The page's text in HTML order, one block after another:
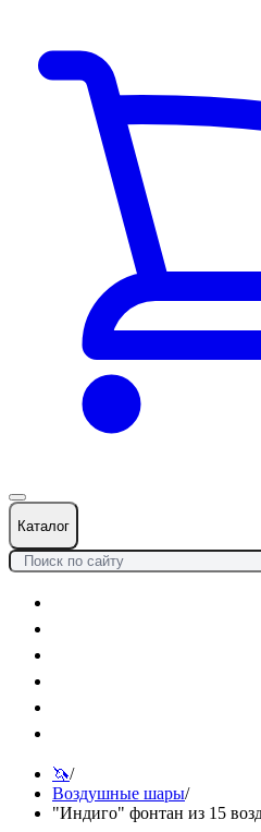
Каталог
🦄/
Воздушные шары/
"Индиго" фонтан из 15